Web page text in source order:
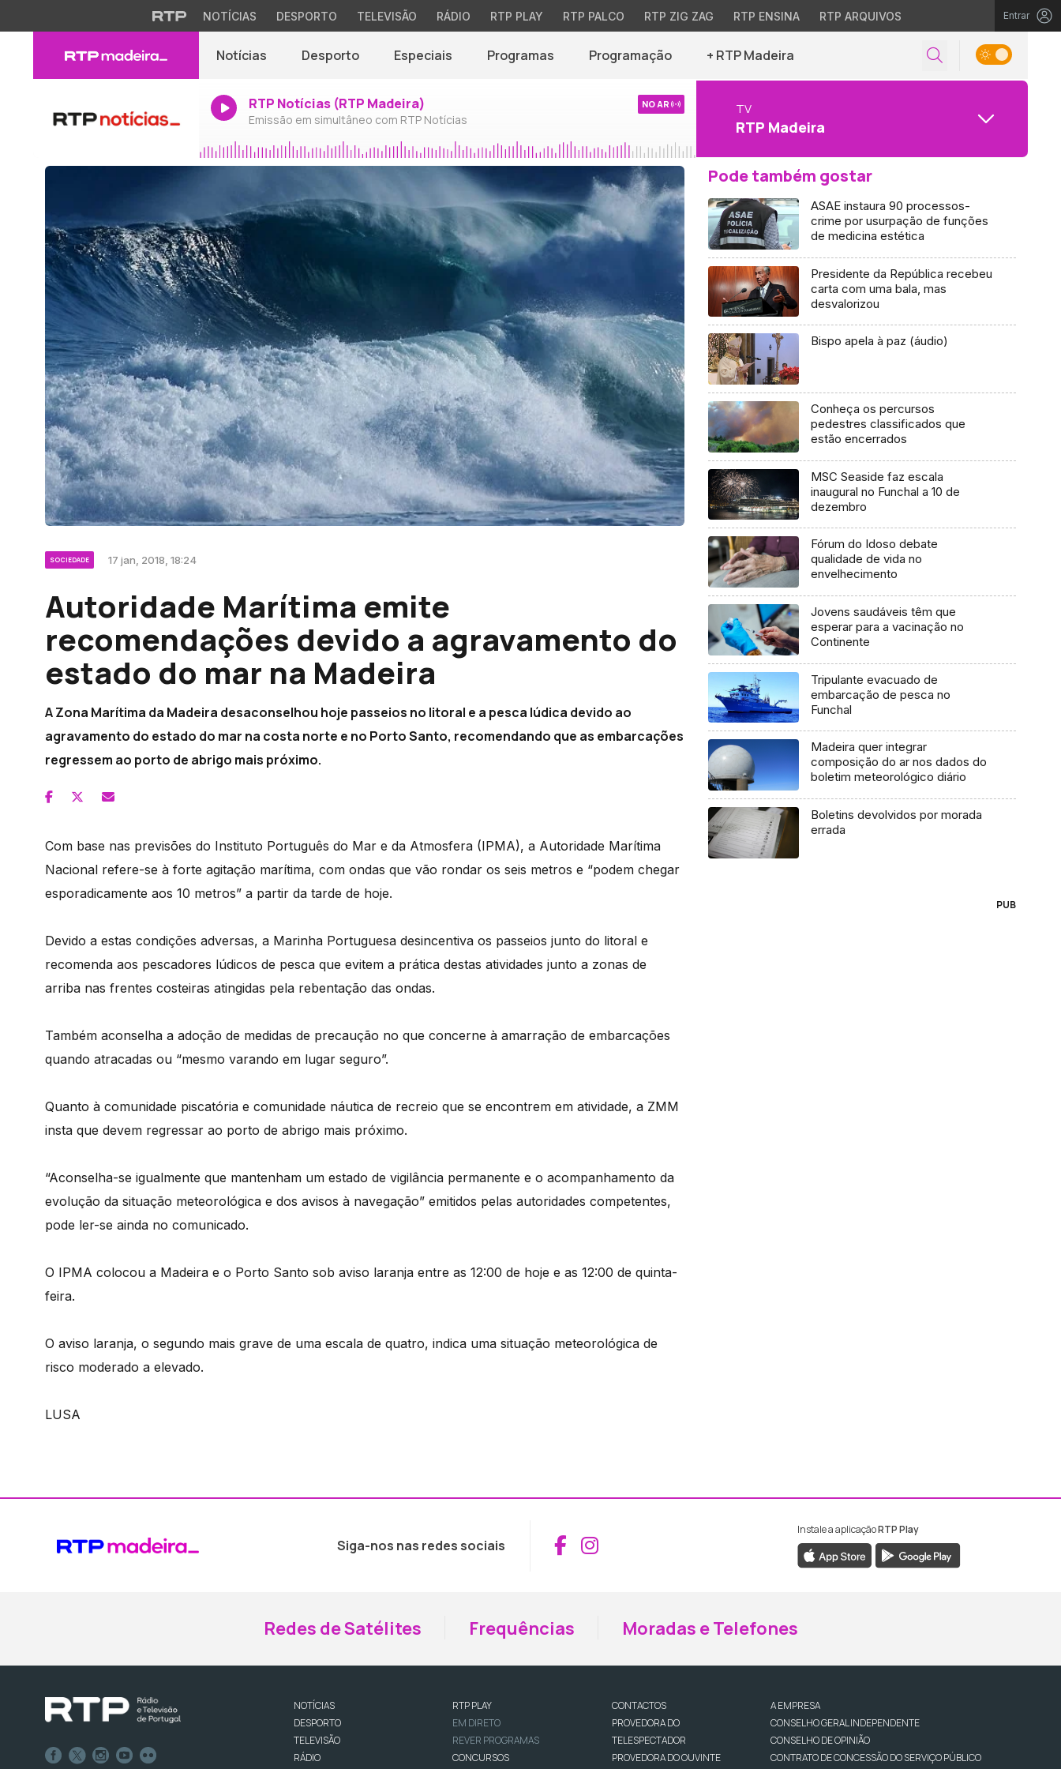
NOTÍCIAS DESPORTO TELEVISÃO RÁDIO RTP PLAY RTP PALCO RTP ZIG ZAG RTP ENSINA RTP ARQUIVOS Entrar
Notícias Desporto Especiais Programas Programação + RTP Madeira
RTP Notícias (RTP Madeira)
Emissão em simultâneo com RTP Notícias
NO AR TV
RTP Madeira
SOCIEDADE 17 jan, 2018, 18:24
Autoridade Marítima emite
recomendações devido a agravamento do
estado do mar na Madeira
A Zona Marítima da Madeira desaconselhou hoje passeios no litoral e a pesca lúdica devido ao
agravamento do estado do mar na costa norte e no Porto Santo, recomendando que as embarcações
regressem ao porto de abrigo mais próximo.
Com base nas previsões do Instituto Português do Mar e da Atmosfera (IPMA), a Autoridade Marítima
Nacional refere-se à forte agitação marítima, com ondas que vão rondar os seis metros e “podem chegar
esporadicamente aos 10 metros” a partir da tarde de hoje.
Devido a estas condições adversas, a Marinha Portuguesa desincentiva os passeios junto do litoral e
recomenda aos pescadores lúdicos de pesca que evitem a prática destas atividades junto a zonas de
arriba nas frentes costeiras atingidas pela rebentação das ondas.
Também aconselha a adoção de medidas de precaução no que concerne à amarração de embarcações
quando atracadas ou “mesmo varando em lugar seguro”.
Quanto à comunidade piscatória e comunidade náutica de recreio que se encontrem em atividade, a ZMM
insta que devem regressar ao porto de abrigo mais próximo.
“Aconselha-se igualmente que mantenham um estado de vigilância permanente e o acompanhamento da
evolução da situação meteorológica e dos avisos à navegação” emitidos pelas autoridades competentes,
pode ler-se ainda no comunicado.
O IPMA colocou a Madeira e o Porto Santo sob aviso laranja entre as 12:00 de hoje e as 12:00 de quinta-
feira.
O aviso laranja, o segundo mais grave de uma escala de quatro, indica uma situação meteorológica de
risco moderado a elevado.
LUSA
Pode também gostar
ASAE instaura 90 processos-
crime por usurpação de funções
de medicina estética
Presidente da República recebeu
carta com uma bala, mas
desvalorizou
Bispo apela à paz (áudio)
Conheça os percursos
pedestres classificados que
estão encerrados
MSC Seaside faz escala
inaugural no Funchal a 10 de
dezembro
Fórum do Idoso debate
qualidade de vida no
envelhecimento
Jovens saudáveis têm que
esperar para a vacinação no
Continente
Tripulante evacuado de
embarcação de pesca no
Funchal
Madeira quer integrar
composição do ar nos dados do
boletim meteorológico diário
Boletins devolvidos por morada
errada
PUB
Siga-nos nas redes sociais Aceder ao Facebook da RTP Madeira
Aceder ao Instagram da RTP Madeira
Instale a aplicaçãoRTP Play
Redes de Satélites Frequências Moradas e Telefones
NOTÍCIAS
DESPORTO
TELEVISÃO
RÁDIO
RTP PLAY
EM DIRETO
REVER PROGRAMAS
CONCURSOS
CONTACTOS
PROVEDORA DO
TELESPECTADOR
PROVEDORA DO OUVINTE
A EMPRESA
CONSELHO GERAL INDEPENDENTE
CONSELHO DE OPINIÃO
CONTRATO DE CONCESSÃO DO SERVIÇO PÚBLICO